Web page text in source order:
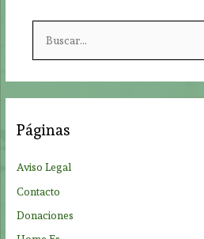
r
:
Páginas
Aviso Legal
Contacto
Donaciones